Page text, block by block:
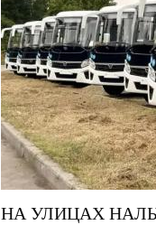
НА УЛИЦАХ